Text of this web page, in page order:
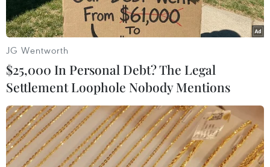
Tối 24/2, cháy lớn bùng phát tại khu đất trống nhiều cỏ
dại thuộc Khu Dân cư Suối Giữa ở Bình Dương, thời tiết
khô hanh và gió mạnh khiến ngọn lửa càng lan rộng.
JG Wentworth
$25,000 In Personal Debt? The Legal
Settlement Loophole Nobody Mentions